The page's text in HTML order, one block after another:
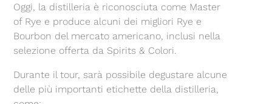
Oggi, la distilleria è riconosciuta come Master
of Rye e produce alcuni dei migliori Rye e
Bourbon del mercato americano, inclusi nella
selezione offerta da Spirits & Colori.
Durante il tour, sarà possibile degustare alcune
delle più importanti etichette della distilleria,